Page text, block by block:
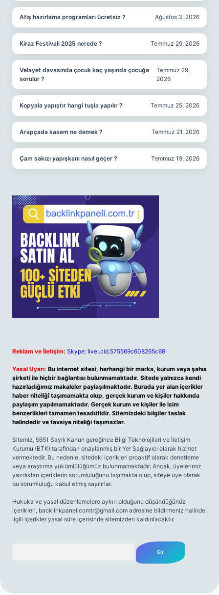
Afiş hazırlama programları ücretsiz ? Ağustos 3, 2026
Kiraz Festivali 2025 nerede ? Temmuz 29, 2026
Velayet davasında çocuk kaç yaşında çocuğa
sorulur ?
Temmuz 29,
2026
Kopyala yapıştır hangi tuşla yapılır ? Temmuz 25, 2026
Arapçada kasem ne demek ? Temmuz 21, 2026
Çam sakızı yapışkanı nasıl geçer ? Temmuz 19, 2026
Reklam ve İletişim: Skype: live:.cid.575569c608265c69
Yasal Uyarı: Bu internet sitesi, herhangi bir marka, kurum veya şahıs
şirketi ile hiçbir bağlantısı bulunmamaktadır. Sitede yalnızca kendi
hazırladığımız makaleler paylaşılmaktadır. Burada yer alan içerikler
haber niteliği taşımamakta olup, gerçek kurum ve kişiler hakkında
paylaşım yapılmamaktadır. Gerçek kurum ve kişiler ile isim
benzerlikleri tamamen tesadüfidir. Sitemizdeki bilgiler taslak
halindedir ve tavsiye niteliği taşımazlar.
Sitemiz, 5651 Sayılı Kanun gereğince Bilgi Teknolojileri ve İletişim
Kurumu (BTK) tarafından onaylanmış bir Yer Sağlayıcı olarak hizmet
vermektedir. Bu nedenle, sitedeki içerikleri proaktif olarak denetleme
veya araştırma yükümlülüğümüz bulunmamaktadır. Ancak, üyelerimiz
yazdıkları içeriklerin sorumluluğunu taşımakta olup, siteye üye olarak
bu sorumluluğu kabul etmiş sayılırlar.
Hukuka ve yasal düzenlemelere aykırı olduğunu düşündüğünüz
içerikleri, backlinkpanelicomtr@gmail.com adresine bildirmeniz halinde,
ilgili içerikler yasal süre içerisinde sitemizden kaldırılacaktır.